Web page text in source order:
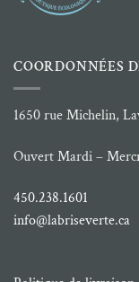
COORDONNÉES
1650 rue Michelin,
Ouvert Mardi –
450.238.1601
info@labriseverte.ca